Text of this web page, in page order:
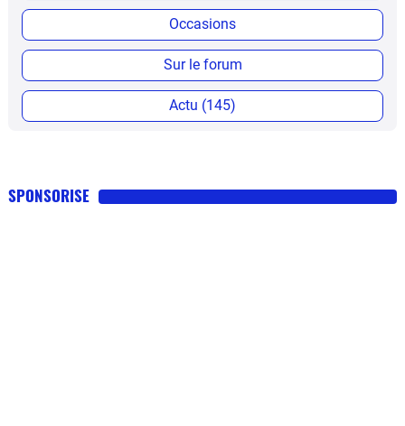
Occasions
Sur le forum
Actu (145)
SPONSORISE